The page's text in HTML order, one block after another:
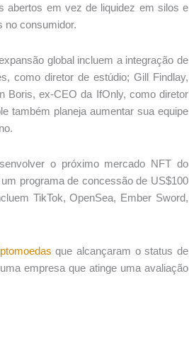
abertos em vez de liquidez em silos e
no consumidor.
global incluem a integração de
como diretor de estúdio; Gill Findlay,
Boris, ex-CEO da IfOnly, como diretor
também planeja aumentar sua equipe
o próximo mercado NFT do
programa de concessão de US$100
TikTok, OpenSea, Ember Sword,
que alcançaram o status de
empresa que atinge uma avaliação